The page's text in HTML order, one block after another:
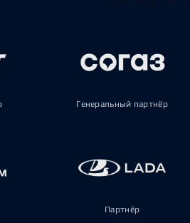
Генеральный партнёр
Партнёр